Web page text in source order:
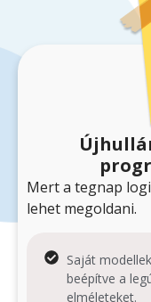
Mert a tegnap
lehet megoldani.
Saját
beépítve a
elméleteket.